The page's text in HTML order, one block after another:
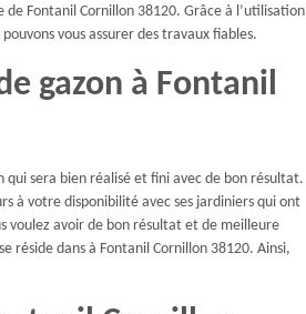
Fontanil Cornillon 38120. Grâce à l’utilisation
vous assurer des travaux fiables.
gazon à Fontanil
sera bien réalisé et fini avec de bon résultat.
à votre disponibilité avec ses jardiniers qui ont
voulez avoir de bon résultat et de meilleure
réside dans à Fontanil Cornillon 38120. Ainsi,